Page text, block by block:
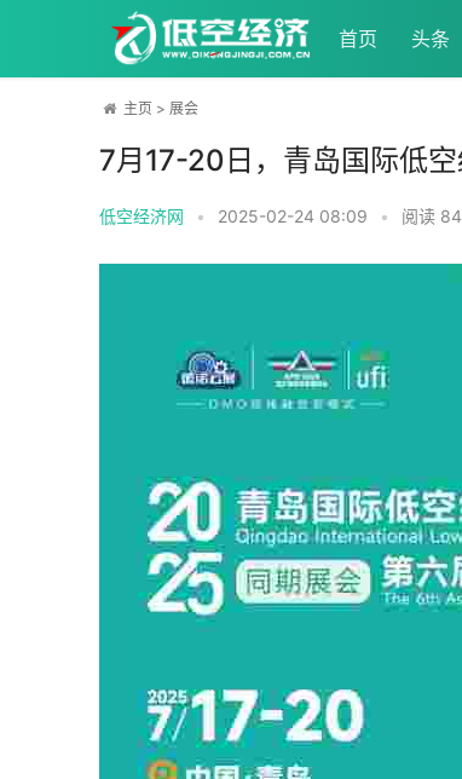
首页 头条
主页 > 展会
7月17-20日，青岛国际低
低空经济网 • 2025-02-24 08:09 • 阅读